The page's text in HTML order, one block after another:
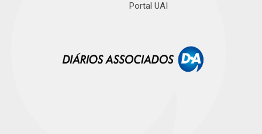
Portal UAI